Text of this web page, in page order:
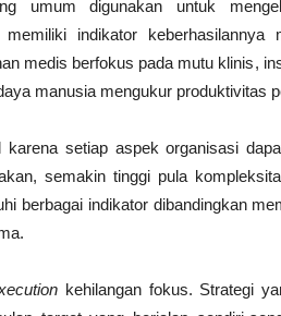
umum digunakan untuk
indikator keberhasilannya
medis berfokus pada mutu klinis,
manusia mengukur produktivitas
setiap aspek organisasi
semakin tinggi pula
berbagai indikator dibandingkan
kehilangan fokus. Strategi